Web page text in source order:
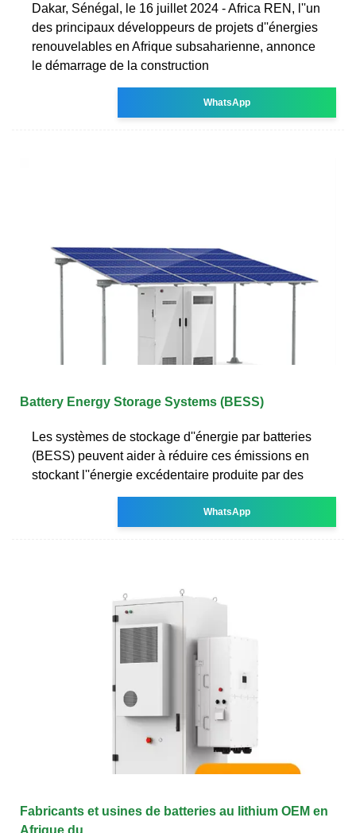
Dakar, Sénégal, le 16 juillet 2024 - Africa REN, l''un
des principaux développeurs de projets d''énergies
renouvelables en Afrique subsaharienne, annonce
le démarrage de la construction
WhatsApp
Battery Energy Storage Systems (BESS)
Les systèmes de stockage d''énergie par batteries
(BESS) peuvent aider à réduire ces émissions en
stockant l''énergie excédentaire produite par des
WhatsApp
Fabricants et usines de batteries au lithium OEM en
Afrique du